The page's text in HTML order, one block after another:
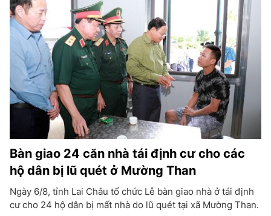
Bàn giao 24 căn nhà tái định cư cho các
hộ dân bị lũ quét ở Mường Than
Ngày 6/8, tỉnh Lai Châu tổ chức Lễ bàn giao nhà ở tái định
cư cho 24 hộ dân bị mất nhà do lũ quét tại xã Mường Than.